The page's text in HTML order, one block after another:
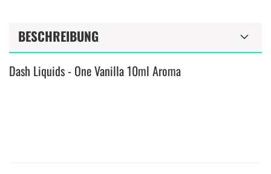
BESCHREIBUNG
Dash Liquids - One Vanilla 10ml Aroma